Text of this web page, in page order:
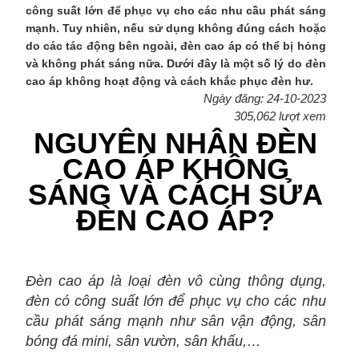
công suất lớn để phục vụ cho các nhu cầu phát sáng
mạnh. Tuy nhiên, nếu sử dụng không đúng cách hoặc
do các tác động bên ngoài, đèn cao áp có thể bị hỏng
và không phát sáng nữa. Dưới đây là một số lý do đèn
cao áp không hoạt động và cách khắc phục đèn hư.
Ngày đăng: 24-10-2023
305,062 lượt xem
NGUYÊN NHÂN ĐÈN
CAO ÁP KHÔNG
SÁNG VÀ CÁCH SỬA
ĐÈN CAO ÁP?
Đèn cao áp là loại đèn vô cùng thông dụng,
đèn có công suất lớn để phục vụ cho các nhu
cầu phát sáng mạnh như sân vận động, sân
bóng đá mini, sân vườn, sân khấu,…